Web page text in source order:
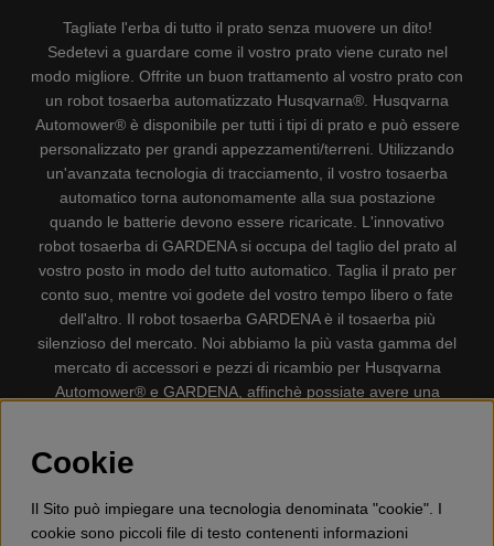
Tagliate l'erba di tutto il prato senza muovere un dito!
Sedetevi a guardare come il vostro prato viene curato nel
modo migliore. Offrite un buon trattamento al vostro prato con
un robot tosaerba automatizzato Husqvarna®. Husqvarna
Automower® è disponibile per tutti i tipi di prato e può essere
personalizzato per grandi appezzamenti/terreni. Utilizzando
un'avanzata tecnologia di tracciamento, il vostro tosaerba
automatico torna autonomamente alla sua postazione
quando le batterie devono essere ricaricate. L'innovativo
robot tosaerba di GARDENA si occupa del taglio del prato al
vostro posto in modo del tutto automatico. Taglia il prato per
conto suo, mentre voi godete del vostro tempo libero o fate
dell'altro. Il robot tosaerba GARDENA è il tosaerba più
silenzioso del mercato. Noi abbiamo la più vasta gamma del
mercato di accessori e pezzi di ricambio per Husqvarna
Automower® e GARDENA, affinchè possiate avere una
Accessori per la protezione personale, Decespugliatori,
Aspirapolvere, Mototroncatrici, Attrezzature Forestali,
Lubrificanti, Carburanti, Giocattolo per bambini ETC.
Cookie
Il Sito può impiegare una tecnologia denominata "cookie". I
cookie sono piccoli file di testo contenenti informazioni